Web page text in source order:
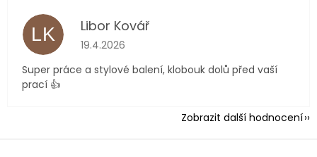
LK Libor Kovář
Hodnocení obchodu je 5 z 5 hvězdiček.
19.4.2026
Super práce a stylové balení, klobouk dolů před vaší
prací 👍
Zobrazit další hodnocení
Z